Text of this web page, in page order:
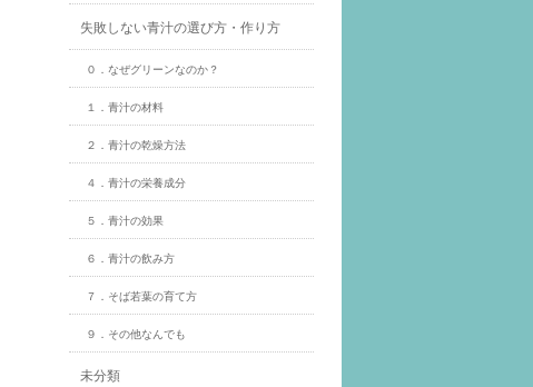
失敗しない青汁の選び方・作り方
０．なぜグリーンなのか？
１．青汁の材料
２．青汁の乾燥方法
４．青汁の栄養成分
５．青汁の効果
６．青汁の飲み方
７．そば若葉の育て方
９．その他なんでも
未分類